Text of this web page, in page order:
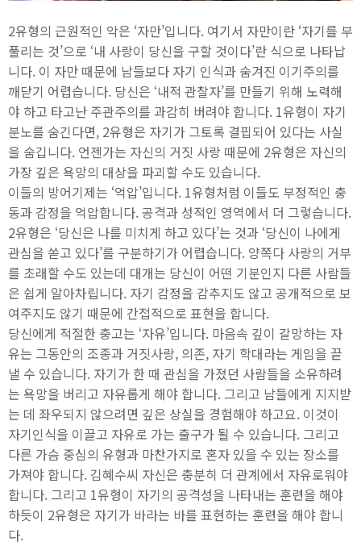
2유형의 근원적인 악은 ‘자만’입니다. 여기서 자만이란 ‘자기를 부
풀리는 것’으로 ‘내 사랑이 당신을 구할 것이다’란 식으로 나타납
니다. 이 자만 때문에 남들보다 자기 인식과 숨겨진 이기주의를
깨닫기 어렵습니다. 당신은 ‘내적 관찰자’를 만들기 위해 노력해
야 하고 타고난 주관주의를 과감히 버려야 합니다. 1유형이 자기
분노를 숨긴다면, 2유형은 자기가 그토록 결핍되어 있다는 사실
을 숨깁니다. 언젠가는 자신의 거짓 사랑 때문에 2유형은 자신의
가장 깊은 욕망의 대상을 파괴할 수도 있습니다.
이들의 방어기제는 ‘억압’입니다. 1유형처럼 이들도 부정적인 충
동과 감정을 억압합니다. 공격과 성적인 영역에서 더 그렇습니다.
2유형은 ‘당신은 나를 미치게 하고 있다’는 것과 ‘당신이 나에게
관심을 쏟고 있다’를 구분하기가 어렵습니다. 양쪽다 사랑의 거부
를 초래할 수도 있는데 대개는 당신이 어떤 기분인지 다른 사람들
은 쉽게 알아차립니다. 자기 감정을 감추지도 않고 공개적으로 보
여주지도 않기 때문에 간접적으로 표현을 합니다.
당신에게 적절한 충고는 ‘자유’입니다. 마음속 깊이 갈망하는 자
유는 그동안의 조종과 거짓사랑, 의존, 자기 학대라는 게임을 끝
낼 수 있습니다. 자기가 한 때 관심을 가졌던 사람들을 소유하려
는 욕망을 버리고 자유롭게 해야 합니다. 그리고 남들에게 지지받
는 데 좌우되지 않으려면 깊은 상실을 경험해야 하고요. 이것이
자기인식을 이끌고 자유로 가는 출구가 될 수 있습니다. 그리고
다른 가슴 중심의 유형과 마찬가지로 혼자 있을 수 있는 장소를
가져야 합니다. 김혜수씨 자신은 충분히 더 관계에서 자유로워야
합니다. 그리고 1유형이 자기의 공격성을 나타내는 훈련을 해야
하듯이 2유형은 자기가 바라는 바를 표현하는 훈련을 해야 합니
다.